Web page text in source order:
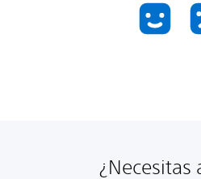
¿Necesitas